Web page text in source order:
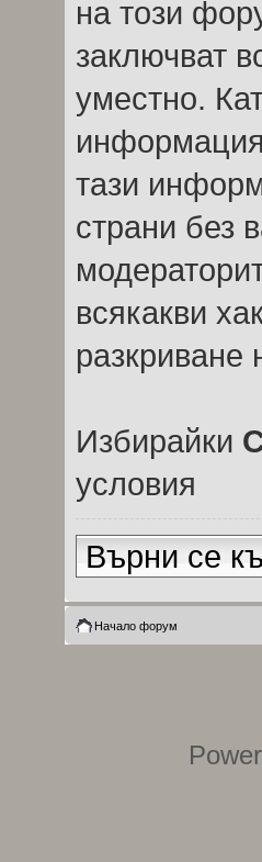
на този
заключват
уместно.
тази
страни без
всякакви
разкриване
Избирайки
условия
Върни се
Начало форум